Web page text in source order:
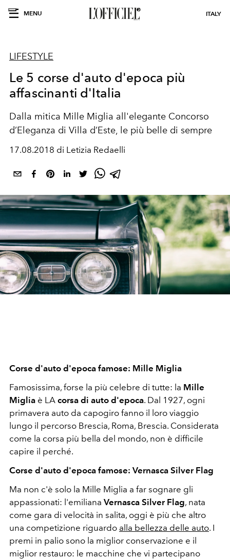
MENU ITALY
LIFESTYLE
Le 5 corse d'auto d'epoca più
affascinanti d'Italia
Dalla mitica Mille Miglia all'elegante Concorso
d’Eleganza di Villa d’Este, le più belle di sempre
17.08.2018 di Letizia Redaelli
Corse d'auto d'epoca famose: Mille Miglia
Famosissima, forse la più celebre di tutte: la Mille
Miglia è LA corsa di auto d'epoca. Dal 1927, ogni
primavera auto da capogiro fanno il loro viaggio
lungo il percorso Brescia, Roma, Brescia. Considerata
come la corsa più bella del mondo, non è difficile
capire il perché.
Corse d'auto d'epoca famose: Vernasca Silver Flag
Ma non c'è solo la Mille Miglia a far sognare gli
appassionati: l'emiliana Vernasca Silver Flag, nata
come gara di velocità in salita, oggi è più che altro
una competizione riguardo alla bellezza delle auto. I
premi in palio sono la miglior conservazione e il
miglior restauro: le macchine che vi partecipano